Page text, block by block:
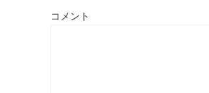
コメント